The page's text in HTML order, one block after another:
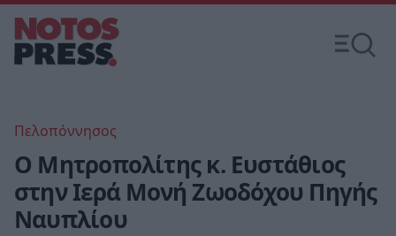
Πελοπόννησος
O Μητροπολίτης κ. Ευστάθιος
στην Ιερά Μονή Ζωοδόχου Πηγής
Ναυπλίου